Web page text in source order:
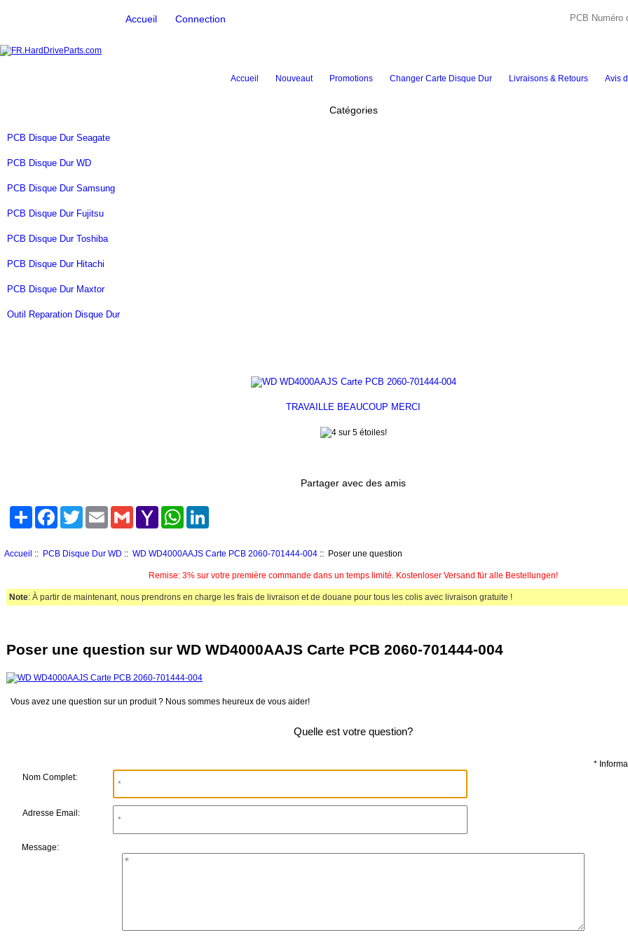
Accueil Connection
Accueil Nouveaut Promotions Changer Carte Disque Dur Livraisons & Retours Avis
Catégories
PCB Disque Dur Seagate
PCB Disque Dur WD
PCB Disque Dur Samsung
PCB Disque Dur Fujitsu
PCB Disque Dur Toshiba
PCB Disque Dur Hitachi
PCB Disque Dur Maxtor
Outil Reparation Disque Dur
TRAVAILLE BEAUCOUP MERCI
Partager avec des amis
Share Facebook
TwitterEmail Gmail Yahoo
Mail
WhatsAppLinkedIn
Accueil :: PCB Disque Dur WD :: WD WD4000AAJS Carte PCB 2060-701444-004:: Poser une question
Remise: 3% sur votre première commande dans un temps limité. Kostenloser Versand für alle Bestellungen!
Note: À partir de maintenant, nous prendrons en charge les frais de livraison et de douane pour tous les colis avec livraison gratuite !
Poser une question sur WD WD4000AAJS Carte PCB 2060-701444-004
Vous avez une question sur un produit ? Nous sommes heureux de vous aider!
Quelle est votre question?
*
Nom Complet:
Adresse Email:
Message: